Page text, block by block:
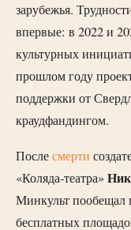
зарубежья.
впервые: в 2022 и
культурных
прошлом году
поддержки от
краудфандингом.
Послесмерти
«Коляда-театра»
Минкульт пообещал
бесплатных